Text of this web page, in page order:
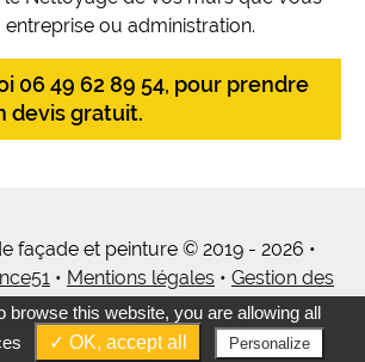
ou administration.
06 49 62 89 54, pour prendre
devis gratuit.
façade et peinture © 2019 - 2026 •
• Mentions légales • Gestion des
•Tous mes services
browse this website, you are allowing all
✓ OK, accept all Personalize